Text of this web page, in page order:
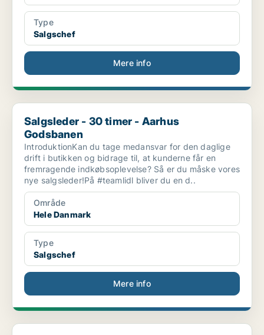
Type
Salgschef
Mere info
Salgsleder - 30 timer - Aarhus Godsbanen
Salgsleder - 30 timer - Aarhus
Godsbanen
IntroduktionKan du tage medansvar for den daglige
drift i butikken og bidrage til, at kunderne får en
fremragende indkøbsoplevelse? Så er du måske vores
nye salgsleder!På #teamlidl bliver du en d..
Område
Hele Danmark
Type
Salgschef
Mere info
Salgsleder - 30 timer - Aarhus N Randersvej